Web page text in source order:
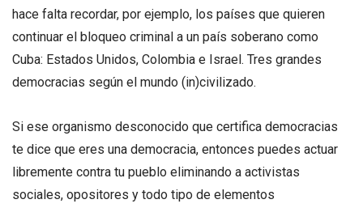
hace falta recordar, por ejemplo, los países que quieren
continuar el bloqueo criminal a un país soberano como
Cuba: Estados Unidos, Colombia e Israel. Tres grandes
democracias según el mundo (in)civilizado.
Si ese organismo desconocido que certifica democracias
te dice que eres una democracia, entonces puedes actuar
libremente contra tu pueblo eliminando a activistas
sociales, opositores y todo tipo de elementos